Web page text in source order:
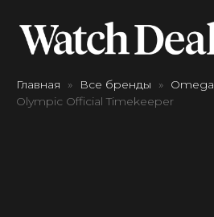
Главная Все бренды Omega
Olympic Official Timekeeper